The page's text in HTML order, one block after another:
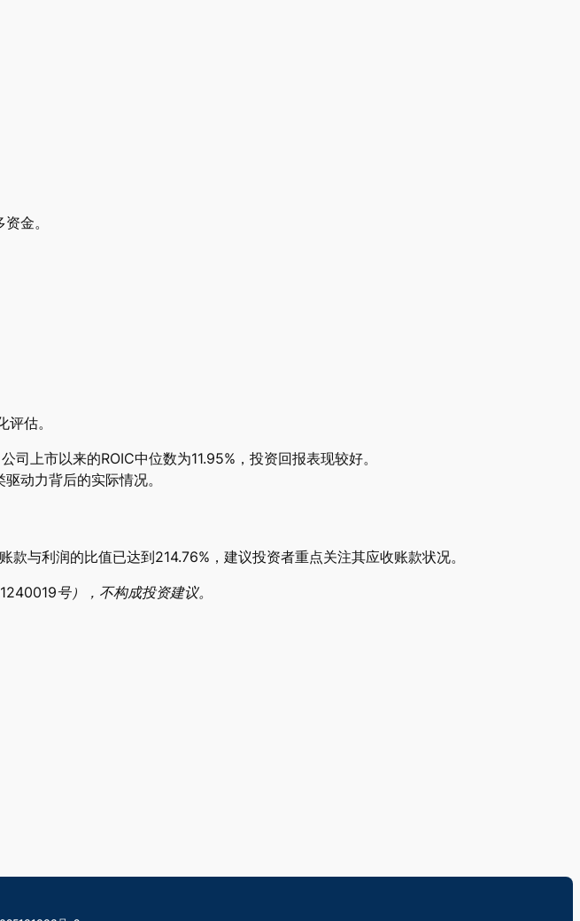
金。
估。
上市以来的ROIC中位数为11.95%，投资回报表现较好。
动力背后的实际情况。
与利润的比值已达到214.76%，建议投资者重点关注其应收账款状况。
号），不构成投资建议。